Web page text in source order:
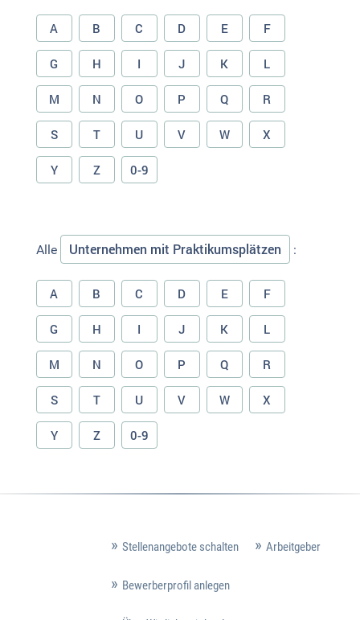
A B C D E F
G H I J K L
M N O P Q R
S T U V W X
Y Z 0-9
Alle Unternehmen mit Praktikumsplätzen :
A B C D E F
G H I J K L
M N O P Q R
S T U V W X
Y Z 0-9
Stellenangebote schalten Arbeitgeber
Bewerberprofil anlegen